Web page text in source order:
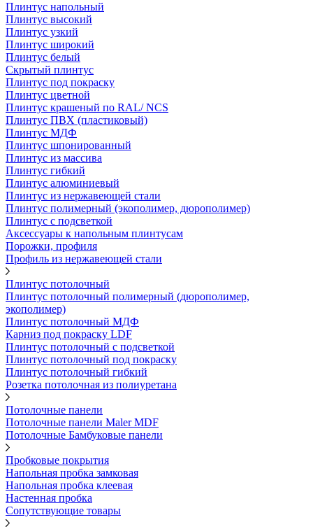
Плинтус напольный
Плинтус высокий
Плинтус узкий
Плинтус широкий
Плинтус белый
Скрытый плинтус
Плинтус под покраску
Плинтус цветной
Плинтус крашеный по RAL/ NCS
Плинтус ПВХ (пластиковый)
Плинтус МДФ
Плинтус шпонированный
Плинтус из массива
Плинтус гибкий
Плинтус алюминиевый
Плинтус из нержавеющей стали
Плинтус полимерный (экополимер, дюрополимер)
Плинтус с подсветкой
Аксессуары к напольным плинтусам
Порожки, профиля
Профиль из нержавеющей стали
Плинтус потолочный
Плинтус потолочный полимерный (дюрополимер,
экополимер)
Плинтус потолочный МДФ
Карниз под покраску LDF
Плинтус потолочный с подсветкой
Плинтус потолочный под покраску
Плинтус потолочный гибкий
Розетка потолочная из полиуретана
Потолочные панели
Потолочные панели Maler MDF
Потолочные Бамбуковые панели
Пробковые покрытия
Напольная пробка замковая
Напольная пробка клеевая
Настенная пробка
Сопутствующие товары